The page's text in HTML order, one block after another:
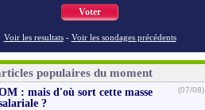
Voter
Voir les resultats - Voir les sondages précédents
populaires du moment
: mais d'où sort cette masse
?
(07/08)